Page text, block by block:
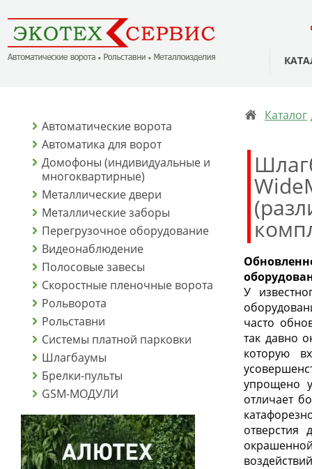
Автоматические ворота
Автоматика для ворот
Домофоны (индивидуальные и
многоквартирные)
Металлические двери
Металлические заборы
Перегрузочное оборудование
Видеонаблюдение
Полосовые завесы
Скоростные пленочные ворота
Рольворота
Рольставни
Системы платной парковки
Шлагбаумы
Брелки-пульты
GSM-МОДУЛИ
Каталог
У
часто
так давно
которую
упрощено
отличает
отверстия